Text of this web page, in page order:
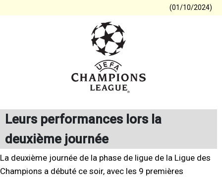
(01/10/2024)
Leurs performances lors la
deuxième journée
La deuxième journée de la phase de ligue de la Ligue des
Champions a débuté ce soir, avec les 9 premières